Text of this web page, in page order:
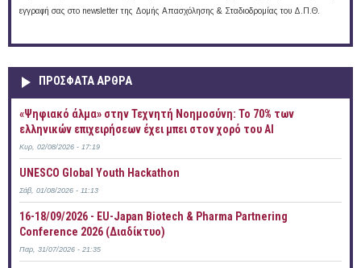
εγγραφή σας στο newsletter της Δομής Απασχόλησης & Σταδιοδρομίας του Δ.Π.Θ.
ΠΡOΣΦΑΤΑ AΡΘΡΑ
«Ψηφιακό άλμα» στην Τεχνητή Νοημοσύνη: Το 70% των
ελληνικών επιχειρήσεων έχει μπει στον χορό του AI
Κυρ, 02/08/2026 - 17:19
UNESCO Global Youth Hackathon
Σάβ, 01/08/2026 - 11:13
16-18/09/2026 - EU-Japan Biotech & Pharma Partnering
Conference 2026 (Διαδίκτυο)
Παρ, 31/07/2026 - 21:35